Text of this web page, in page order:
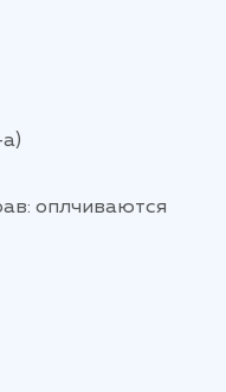
оплчиваются